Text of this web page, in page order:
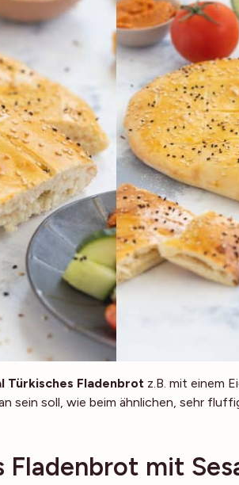
Türkisches Fladenbrot z.B. mit einem
sein soll, wie beim ähnlichen, sehr
Fladenbrot mit